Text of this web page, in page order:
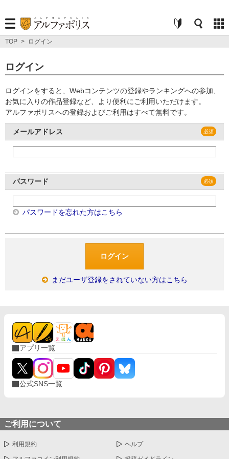
TOP > ログイン
ログイン
ログインをすると、Webコンテンツの登録やランキングへの参加、
お気に入りの作品登録など、より便利にご利用いただけます。
アルファポリスへの登録およびご利用はすべて無料です。
メールアドレス
パスワード
パスワードを忘れた方はこちら
まだユーザ登録をされていない方はこちら
アプリ一覧
公式SNS一覧
ご利用について
利用規約 ヘルプ